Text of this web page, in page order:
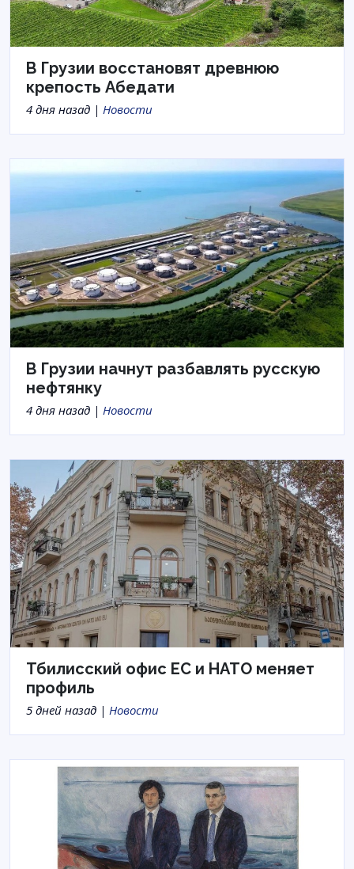
В Грузии восстановят древнюю
крепость Абедати
4 дня назад | Новости
В Грузии начнут разбавлять русскую
нефтянку
4 дня назад | Новости
Тбилисский офис ЕС и НАТО меняет
профиль
5 дней назад | Новости